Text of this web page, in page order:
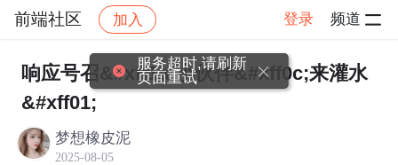
前端社区 加入 登录 频道
社区 前端社区 感慨 帖子详情
响应号召&#xff1a;小伙伴&#xff0c;来灌水
&#xff01;
梦想橡皮泥
2025-08-05
服务超时,请刷新
页面重试